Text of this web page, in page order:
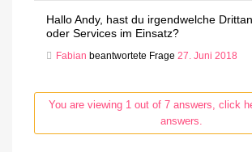
Hallo Andy, hast du irgendwelche
oder Services im Einsatz?
Fabian beantwortete Frage 27. Juni 2018
You are viewing 1 out of 7 answers, click
answers.